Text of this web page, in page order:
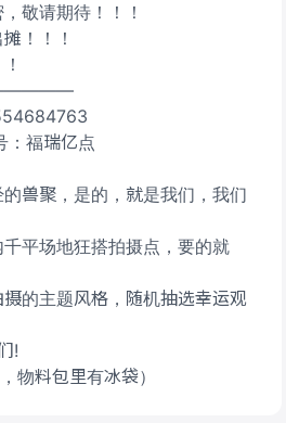
敬请期待！！！
！！！
：福瑞亿点
兽聚，是的，就是我们，我们
平场地狂搭拍摄点，要的就
的主题风格，随机抽选幸运观
!
物料包里有冰袋）